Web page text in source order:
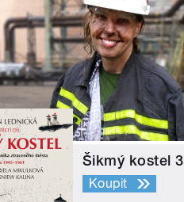
Šikmý kostel 3
Koupit